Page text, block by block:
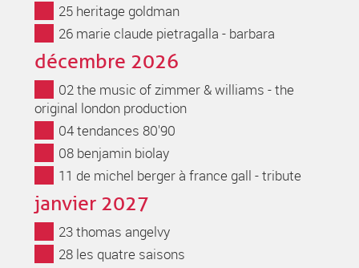
25 heritage goldman
26 marie claude pietragalla - barbara
décembre 2026
02 the music of zimmer & williams - the
original london production
04 tendances 80'90
08 benjamin biolay
11 de michel berger à france gall - tribute
janvier 2027
23 thomas angelvy
28 les quatre saisons